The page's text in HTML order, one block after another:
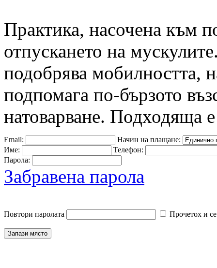
Практика, насочена към
отпускането на
подобрява мобилността,
подпомага по-бързото
натоварване. Подходяща
Email:
Начин на плащане:
Име:
Телефон:
Парола:
Забравена парола
Повтори паролата Прочетох и